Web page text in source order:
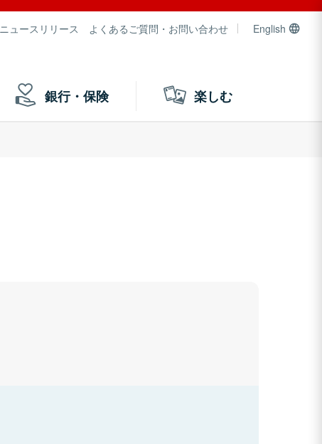
ニュースリリース よくあるご質問・お問い合わせ English
銀行・保険 楽しむ